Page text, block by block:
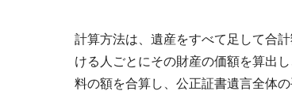
計算方法は、遺産をすべて足して合
ける人ごとにその財産の価額を算出
料の額を合算し、公正証書遺言全体の